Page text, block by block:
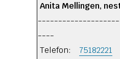
Anita Mellingen,
----
Telefon: 75182221